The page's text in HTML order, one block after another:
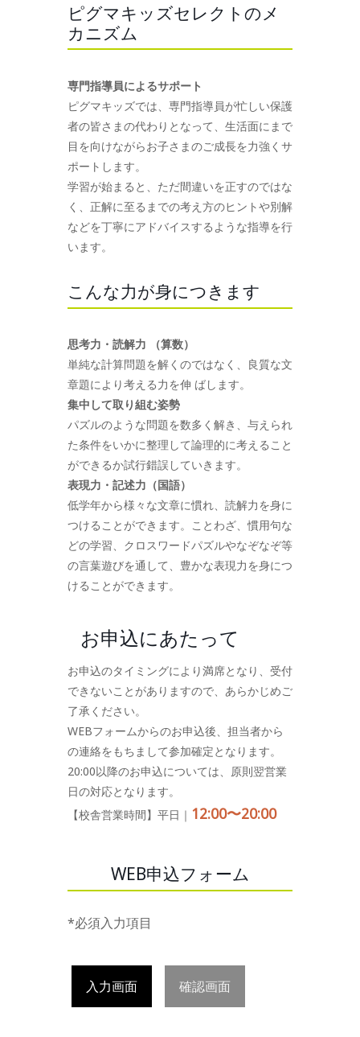
ピグマキッズセレクトのメ
カニズム
専門指導員によるサポート
ピグマキッズでは、専門指導員が忙しい保護
者の皆さまの代わりとなって、生活面にまで
目を向けながらお子さまのご成長を力強くサ
ポートします。
学習が始まると、ただ間違いを正すのではな
く、正解に至るまでの考え方のヒントや別解
などを丁寧にアドバイスするような指導を行
います。
こんな力が身につきます
思考力・読解力 （算数）
単純な計算問題を解くのではなく、良質な文
章題により考える力を伸 ばします。
集中して取り組む姿勢
パズルのような問題を数多く解き、与えられ
た条件をいかに整理して論理的に考えること
ができるか試行錯誤していきます。
表現力・記述力（国語）
低学年から様々な文章に慣れ、読解力を身に
つけることができます。ことわざ、慣用句な
どの学習、クロスワードパズルやなぞなぞ等
の言葉遊びを通して、豊かな表現力を身につ
けることができます。
お申込にあたって
お申込のタイミングにより満席となり、受付
できないことがありますので、あらかじめご
了承ください。
WEBフォームからのお申込後、担当者から
の連絡をもちまして参加確定となります。
20:00以降のお申込については、原則翌営業
日の対応となります。
【校舎営業時間】平日｜ 12:00〜20:00
WEB申込フォーム
*必須入力項目
入力画面 確認画面